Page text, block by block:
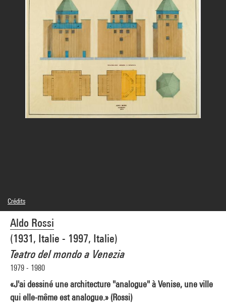
Aldo Rossi
(1931, Italie - 1997, Italie)
Teatro del mondo a Venezia
1979 - 1980
«J'ai dessiné une architecture "analogue" à Venise, une ville
qui elle-même est analogue.» (Rossi)
Crédits
© Eredi Aldo Rossi. Courtesy Fondazione Aldo Rossi
Crédit photographique : Centre Pompidou, MNAM-CCI/Georges Meguerditchian/Dist.
GrandPalaisRmn
Réf. image : 4N21638
Diffusion image : GrandPalaisRmnPhoto